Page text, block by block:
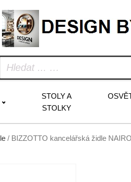
STOLY A
STOLKY
/ BIZZOTTO kancelářská židle